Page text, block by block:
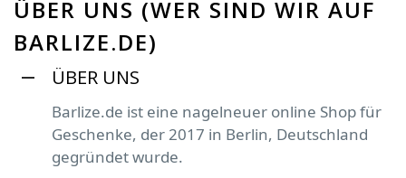
ÜBER UNS (WER SIND WIR AUF
BARLIZE.DE)
ÜBER UNS
Barlize.de ist eine nagelneuer online Shop für
Geschenke, der 2017 in Berlin, Deutschland
gegründet wurde.